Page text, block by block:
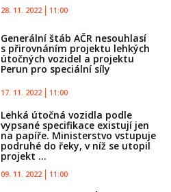
28. 11. 2022 11:00
Generální štáb AČR nesouhlasí
s přirovnáním projektu lehkých
útočných vozidel a projektu
Perun pro speciální síly
17. 11. 2022 11:00
Lehká útočná vozidla podle
vypsané specifikace existují jen
na papíře. Ministerstvo vstupuje
podruhé do řeky, v níž se utopil
projekt ...
09. 11. 2022 11:00